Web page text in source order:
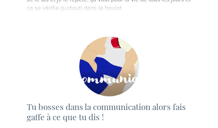
ça se vérifie (surtout) dans le boulot.
Tu bosses dans la communication alors fais
gaffe à ce que tu dis !